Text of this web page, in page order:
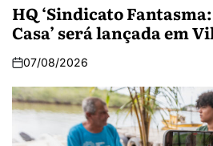
HQ ‘Sindicato
Casa’ será lançada em
07/08/2026